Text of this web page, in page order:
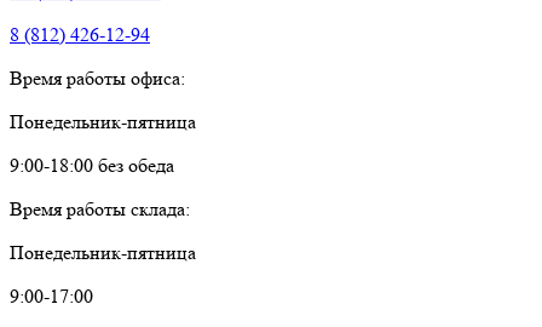
8 (812) 426-12-94
Время работы офиса:
Понедельник-пятница
9:00-18:00 без обеда
Время работы склада:
Понедельник-пятница
9:00-17:00